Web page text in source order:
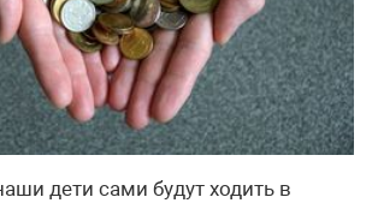
дети сами будут ходить в